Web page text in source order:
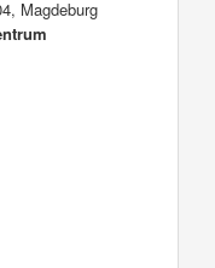
Magdeburg